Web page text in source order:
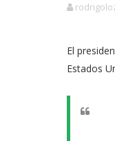
El
Estados